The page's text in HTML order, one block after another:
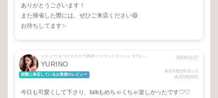
ありがとうございます！
また帰省した際には、ぜひご来店ください😄
お待ちしてます✨
メニュー/ まつげエクステ160本 + フラットラッシュ【グレードアップ】
YURINO
頻繁に来店しているお客様のレビュー
2024/01/27
来店年数/2年10ヶ月
来店回数/92回
今日も可愛くして下さり、talkもめちゃくちゃ楽しかったです♡♡